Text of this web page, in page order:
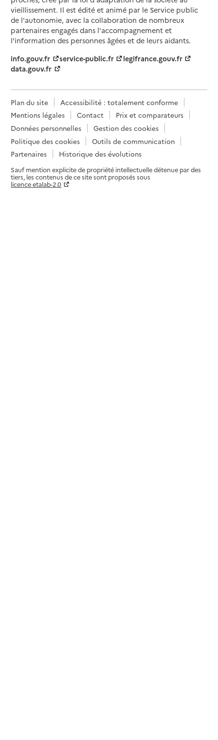
vieillissement. Il est édité et animé par le Service public
de l'autonomie, avec la collaboration de nombreux
partenaires engagés dans l'accompagnement et
l'information des personnes âgées et de leurs aidants.
info.gouv.fr
service-public.fr
legifrance.gouv.fr
data.gouv.fr
Plan du site
Accessibilité : totalement conforme
Mentions légales
Contact
Prix et comparateurs
Données personnelles
Gestion des cookies
Politique des cookies
Outils de communication
Partenaires
Historique des évolutions
Sauf mention explicite de propriété intellectuelle détenue par des
tiers, les contenus de ce site sont proposés sous
licence etalab-2.0